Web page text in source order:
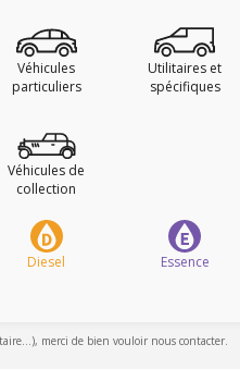
Véhicules
particuliers
Utilitaires et
spécifiques
Véhicules de
collection
Diesel Essence
merci de bien vouloir nous contacter.